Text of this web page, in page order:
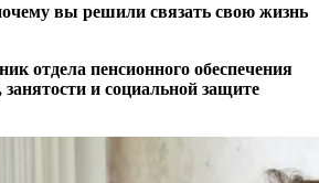
вы решили связать свою жизнь
отдела пенсионного обеспечения
занятости и социальной защите